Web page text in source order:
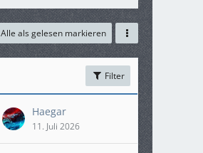
Alle als gelesen markieren
Filter
Haegar
11. Juli 2026